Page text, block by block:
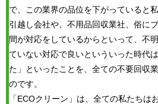
で、この業界の品位を下がっていると
引越し会社や、不用品回収業社、俗に
間が対応をしているからといって、不
ていない対応で良いといういった時代
た」といったことを、全ての不要回収
のです。
「ECOクリーン」は、全ての私たちは